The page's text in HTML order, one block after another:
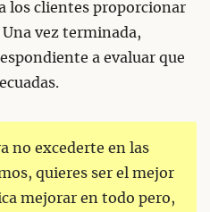
los clientes proporcionar
vez terminada,
a evaluar que
no excederte en las
quieres ser el mejor
mejorar en todo pero,